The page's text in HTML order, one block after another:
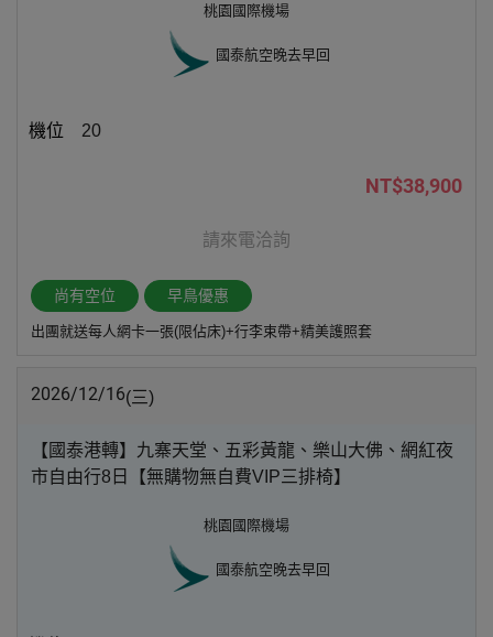
桃園國際機場
國泰航空 晚去早回
20
NT$38,900
請來電洽詢
尚有空位 早鳥優惠
出團就送每人網卡一張(限佔床)+行李束帶+精美護照套
2026/12/16(三)
【國泰港轉】九寨天堂、五彩黃龍、樂山大佛、網紅夜
市自由行8日【無購物無自費VIP三排椅】
桃園國際機場
國泰航空 晚去早回